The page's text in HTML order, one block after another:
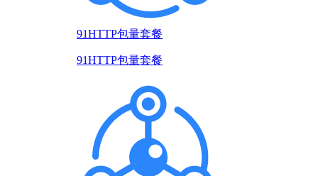
91HTTP包量套餐
91HTTP包量套餐